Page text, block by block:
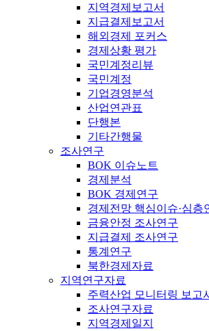
지역경제보고서
지급결제보고서
해외경제 포커스
경제상황 평가
국민계정리뷰
국민계정
기업경영분석
산업연관표
단행본
기타간행물
조사연구
BOK 이슈노트
경제분석
BOK 경제연구
경제전망 핵심이슈·심층
금융안정 조사연구
지급결제 조사연구
통계연구
북한경제자료
지역연구자료
주력산업 모니터링 보고
조사연구자료
지역경제일지